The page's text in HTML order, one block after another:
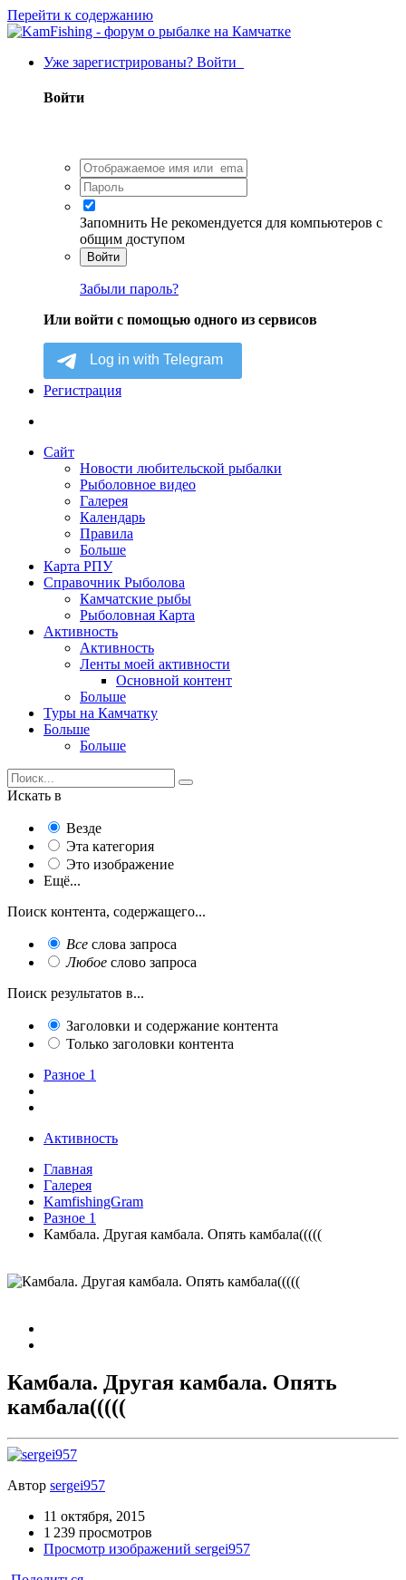
Перейти к содержанию
Уже зарегистрированы? Войти
Войти
Запомнить Не рекомендуется для компьютеров с
общим доступом
Войти
Забыли пароль?
Или войти с помощью одного из сервисов
Регистрация
Сайт
Новости любительской рыбалки
Рыболовное видео
Галерея
Календарь
Правила
Больше
Карта РПУ
Справочник Рыболова
Камчатские рыбы
Рыболовная Карта
Активность
Активность
Ленты моей активности
Основной контент
Больше
Туры на Камчатку
Больше
Больше
Искать в
Везде
Эта категория
Это изображение
Ещё...
Поиск контента, содержащего...
Все слова запроса
Любое слово запроса
Поиск результатов в...
Заголовки и содержание контента
Только заголовки контента
Разное 1
Активность
Главная
Галерея
KamfishingGram
Разное 1
Камбала. Другая камбала. Опять камбала(((((
Камбала. Другая камбала. Опять
камбала(((((
Автор sergei957
11 октября, 2015
1 239 просмотров
Просмотр изображений sergei957